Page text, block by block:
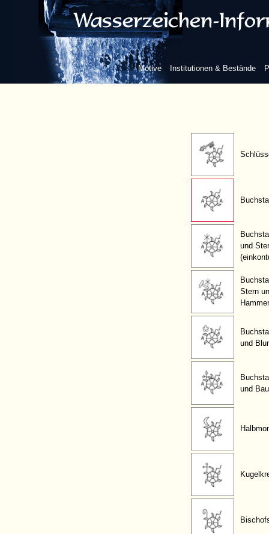
Motive Institutionen & Bestände
Kurbel
Beizeichen
und
Stern
Hammer
und
und